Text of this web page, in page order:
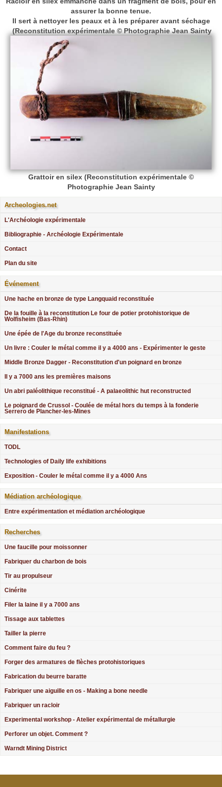
assurer la bonne tenue.
Il sert à nettoyer les peaux et à les préparer avant séchage
(Reconstitution expérimentale © Photographie Jean Sainty
Grattoir en silex (Reconstitution expérimentale ©
Photographie Jean Sainty
Archeologies.net
L'Archéologie expérimentale
Bibliographie - Archéologie Expérimentale
Contact
Plan du site
Événement
Une hache en bronze de type Langquaid reconstituée
De la fouille à la reconstitution Le four de potier protohistorique de
Wolfisheim (Bas-Rhin)
Une épée de l'Age du bronze reconstituée
Un livre : Couler le métal comme il y a 4000 ans - Expérimenter le geste
Middle Bronze Dagger - Reconstitution d'un poignard en bronze
Il y a 7000 ans les premières maisons
Un abri paléolithique reconstitué - A palaeolithic hut reconstructed
Le poignard de Crussol - Coulée de métal hors du temps à la fonderie
Serrero de Plancher-les-Mines
Manifestations
TODL
Technologies of Daily life exhibitions
Exposition - Couler le métal comme il y a 4000 Ans
Médiation archéologique
Entre expérimentation et médiation archéologique
Recherches
Une faucille pour moissonner
Fabriquer du charbon de bois
Tir au propulseur
Cinérite
Filer la laine il y a 7000 ans
Tissage aux tablettes
Tailler la pierre
Comment faire du feu ?
Forger des armatures de flèches protohistoriques
Fabrication du beurre baratte
Fabriquer une aiguille en os - Making a bone needle
Fabriquer un racloir
Experimental workshop - Atelier expérimental de métallurgie
Perforer un objet. Comment ?
Warndt Mining District